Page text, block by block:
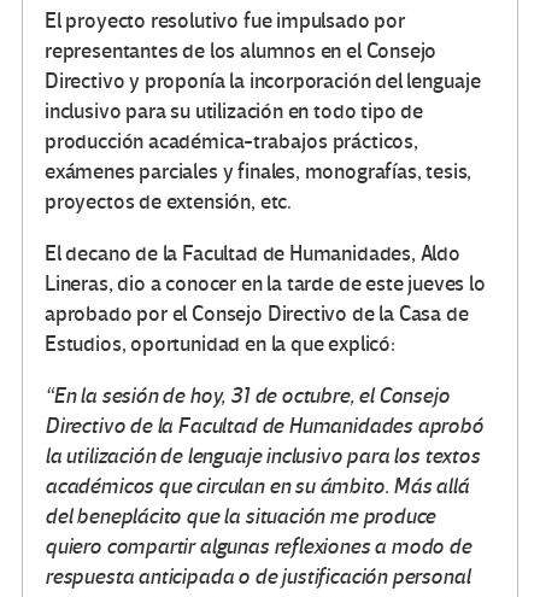
El proyecto resolutivo fue impulsado por
representantes de los alumnos en el Consejo
Directivo y proponía la incorporación del lenguaje
inclusivo para su utilización en todo tipo de
producción académica-trabajos prácticos,
exámenes parciales y finales, monografías, tesis,
proyectos de extensión, etc.
El decano de la Facultad de Humanidades, Aldo
Lineras, dio a conocer en la tarde de este jueves lo
aprobado por el Consejo Directivo de la Casa de
Estudios, oportunidad en la que explicó:
“En la sesión de hoy, 31 de octubre, el Consejo
Directivo de la Facultad de Humanidades aprobó
la utilización de lenguaje inclusivo para los textos
académicos que circulan en su ámbito. Más allá
del beneplácito que la situación me produce
quiero compartir algunas reflexiones a modo de
respuesta anticipada o de justificación personal